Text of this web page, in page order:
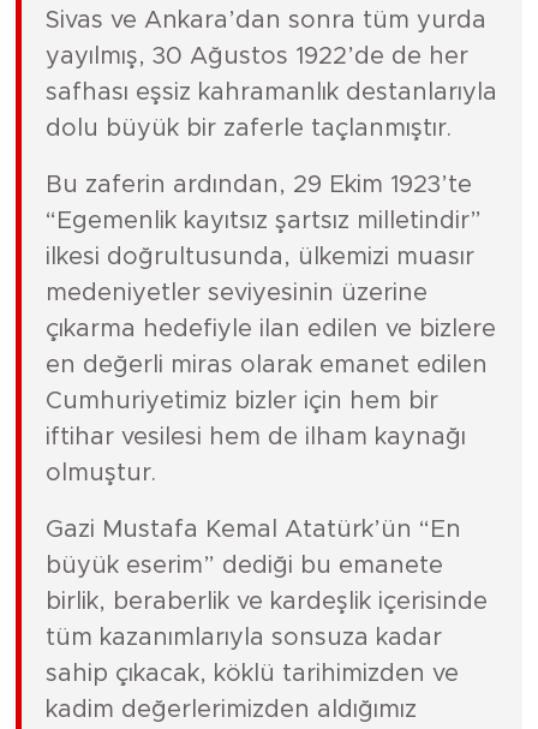
Sivas ve Ankara’dan sonra tüm yurda
yayılmış, 30 Ağustos 1922’de de her
safhası eşsiz kahramanlık destanlarıyla
dolu büyük bir zaferle taçlanmıştır.
Bu zaferin ardından, 29 Ekim 1923’te
“Egemenlik kayıtsız şartsız milletindir”
ilkesi doğrultusunda, ülkemizi muasır
medeniyetler seviyesinin üzerine
çıkarma hedefiyle ilan edilen ve bizlere
en değerli miras olarak emanet edilen
Cumhuriyetimiz bizler için hem bir
iftihar vesilesi hem de ilham kaynağı
olmuştur.
Gazi Mustafa Kemal Atatürk’ün “En
büyük eserim” dediği bu emanete
birlik, beraberlik ve kardeşlik içerisinde
tüm kazanımlarıyla sonsuza kadar
sahip çıkacak, köklü tarihimizden ve
kadim değerlerimizden aldığımız